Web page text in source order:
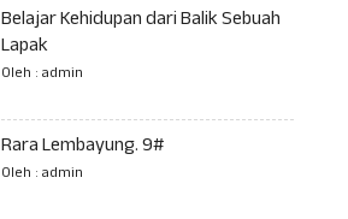
Belajar Kehidupan dari Balik Sebuah
Lapak
Oleh : admin
Rara Lembayung. 9#
Oleh : admin